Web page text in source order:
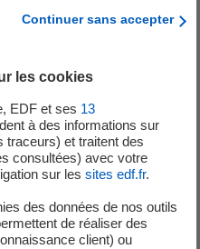
aux surtensions
connectés à un
des matériels
conception
Continuer sans accepter
les cookies
EDF et ses 13
à des informations sur
traceurs) et traitent des
consultées) avec votre
sur les sites edf.fr.
des données de nos outils
de réaliser des
client) ou